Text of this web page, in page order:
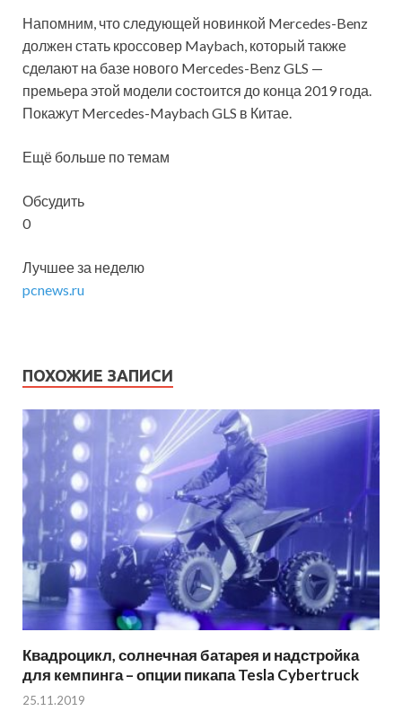
Напомним, что следующей новинкой Mercedes-Benz
должен стать кроссовер Maybach, который также
сделают на базе нового Mercedes-Benz GLS —
премьера этой модели состоится до конца 2019 года.
Покажут Mercedes-Maybach GLS в Китае.
Ещё больше по темам
Обсудить
0
Лучшее за неделю
pcnews.ru
ПОХОЖИЕ ЗАПИСИ
Квадроцикл, солнечная батарея и надстройка
для кемпинга – опции пикапа Tesla Cybertruck
25.11.2019